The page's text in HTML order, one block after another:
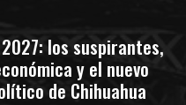
los suspirantes,
y el nuevo
de Chihuahua